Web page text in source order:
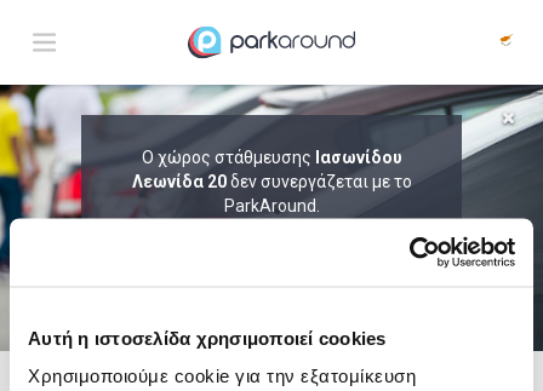
Αυτή η ιστοσελίδα χρησιμοποιεί cookies
Χρησιμοποιούμε cookie για την εξατομίκευση
Ο χώρος στάθμευσης Ιασωνίδου
Λεωνίδα 20δεν συνεργάζεται με το
ParkAround.
ΤΟ PARKAROUND ΕΠΕΚΤΕΙΝΕΙ ΣΥΝΕΧΩΣ
ΑΠΟΤΕΛΕΣΜΑΤΑ ΓΙΑ:
ΑΦΙΞΗ Σαβ 08 Αυγ 06:45 ΔΙΑΡΚΕΙΑ